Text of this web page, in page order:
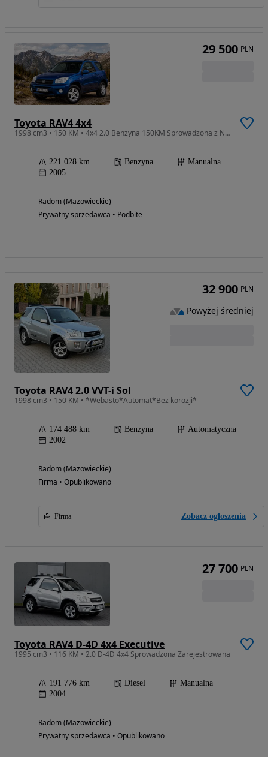
Toyota RAV4 4x4
1998 cm3 • 150 KM • 4x4 2.0 Benzyna 150KM Sprowadzona z Niemiec Zarejestrowana
221 028 km Benzyna
Manualna
2005
Radom (Mazowieckie)
Prywatny sprzedawca • Podbite
29 500 PLN
Toyota RAV4 2.0 VVT-i Sol
1998 cm3 • 150 KM • *Webasto*Automat*Bez korozji*
174 488 km Benzyna
Automatyczna
2002
Radom (Mazowieckie)
Firma • Opublikowano
Firma Zobacz ogłoszenia
32 900 PLN
Powyżej średniej
Toyota RAV4 D-4D 4x4 Executive
1995 cm3 • 116 KM • 2.0 D-4D 4x4 Sprowadzona Zarejestrowana
191 776 km Diesel
Manualna
2004
Radom (Mazowieckie)
Prywatny sprzedawca • Opublikowano
27 700 PLN